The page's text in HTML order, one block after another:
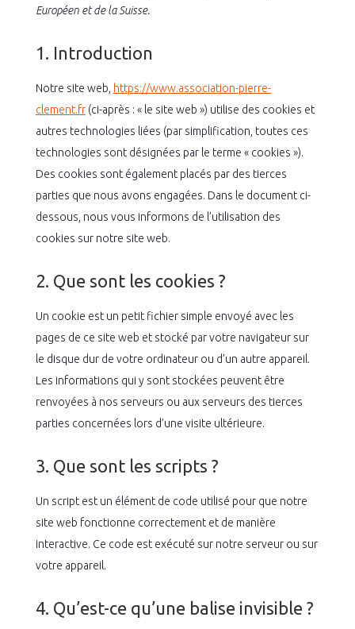
Européen et de la Suisse.
1. Introduction
Notre site web, https://www.association-pierre-
clement.fr(ci-après : « le site web ») utilise des cookies et
autres technologies liées (par simplification, toutes ces
technologies sont désignées par le terme « cookies »).
Des cookies sont également placés par des tierces
parties que nous avons engagées. Dans le document ci-
dessous, nous vous informons de l’utilisation des
cookies sur notre site web.
2. Que sont les cookies ?
Un cookie est un petit fichier simple envoyé avec les
pages de ce site web et stocké par votre navigateur sur
le disque dur de votre ordinateur ou d’un autre appareil.
Les informations qui y sont stockées peuvent être
renvoyées à nos serveurs ou aux serveurs des tierces
parties concernées lors d’une visite ultérieure.
3. Que sont les scripts ?
Un script est un élément de code utilisé pour que notre
site web fonctionne correctement et de manière
interactive. Ce code est exécuté sur notre serveur ou sur
votre appareil.
4. Qu’est-ce qu’une balise invisible ?